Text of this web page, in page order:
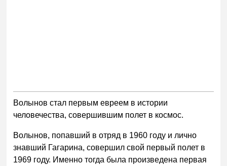
Волынов стал первым евреем в истории
человечества, совершившим полет в космос.
Волынов, попавший в отряд в 1960 году и лично
знавший Гагарина, совершил свой первый полет в
1969 году. Именно тогда была произведена первая